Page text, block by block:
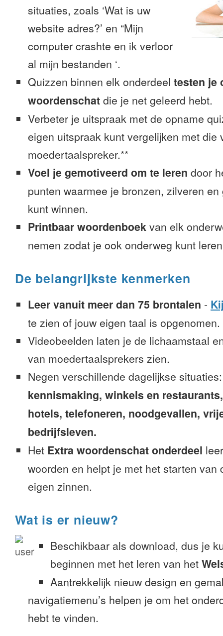
situaties, zoals ‘Wat is uw
website adres?’ en “Mijn
computer crashte en ik verloor
al mijn bestanden ‘.
Quizzen binnen elk onderdeel testen je
woordenschat die je net geleerd hebt.
Verbeter je uitspraak met de opname
eigen uitspraak kunt vergelijken met die
moedertaalspreker.**
Voel je gemotiveerd om te leren door
punten waarmee je bronzen, zilveren
kunt winnen.
Printbaar woordenboek van elk
nemen zodat je ook onderweg kunt
De belangrijkste kenmerken
Leer vanuit meer dan 75 brontalen -
te zien of jouw eigen taal is opgenomen.
Videobeelden laten je de lichaamstaal
van moedertaalsprekers zien.
Negen verschillende dagelijkse
kennismaking, winkels en
hotels, telefoneren, noodgevallen,
bedrijfsleven.
Het Extra woordenschat onderdeel
woorden en helpt je met het starten van
eigen zinnen.
Wat is er nieuw?
Beschikbaar als download, dus je
beginnen met het leren van het
Aantrekkelijk nieuw design en
navigatiemenu’s helpen je om het
hebt te vinden.